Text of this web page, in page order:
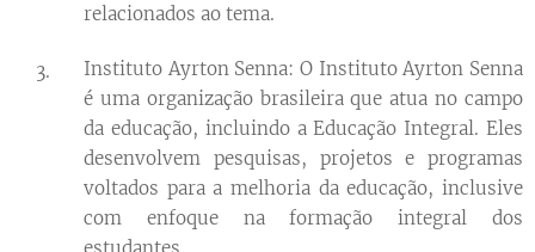
relacionados ao tema.
Instituto Ayrton Senna: O Instituto Ayrton Senna
é uma organização brasileira que atua no campo
da educação, incluindo a Educação Integral. Eles
desenvolvem pesquisas, projetos e programas
voltados para a melhoria da educação, inclusive
com enfoque na formação integral dos